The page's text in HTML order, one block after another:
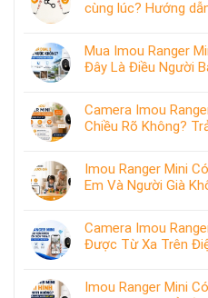
cùng lúc? Hướng
Mua Imou Ranger
Đây Là Điều Người
Camera Imou
Chiều Rõ Không?
Imou Ranger Mini
Em Và Người Già
Camera Imou
Được Từ Xa Trên
Imou Ranger Mini